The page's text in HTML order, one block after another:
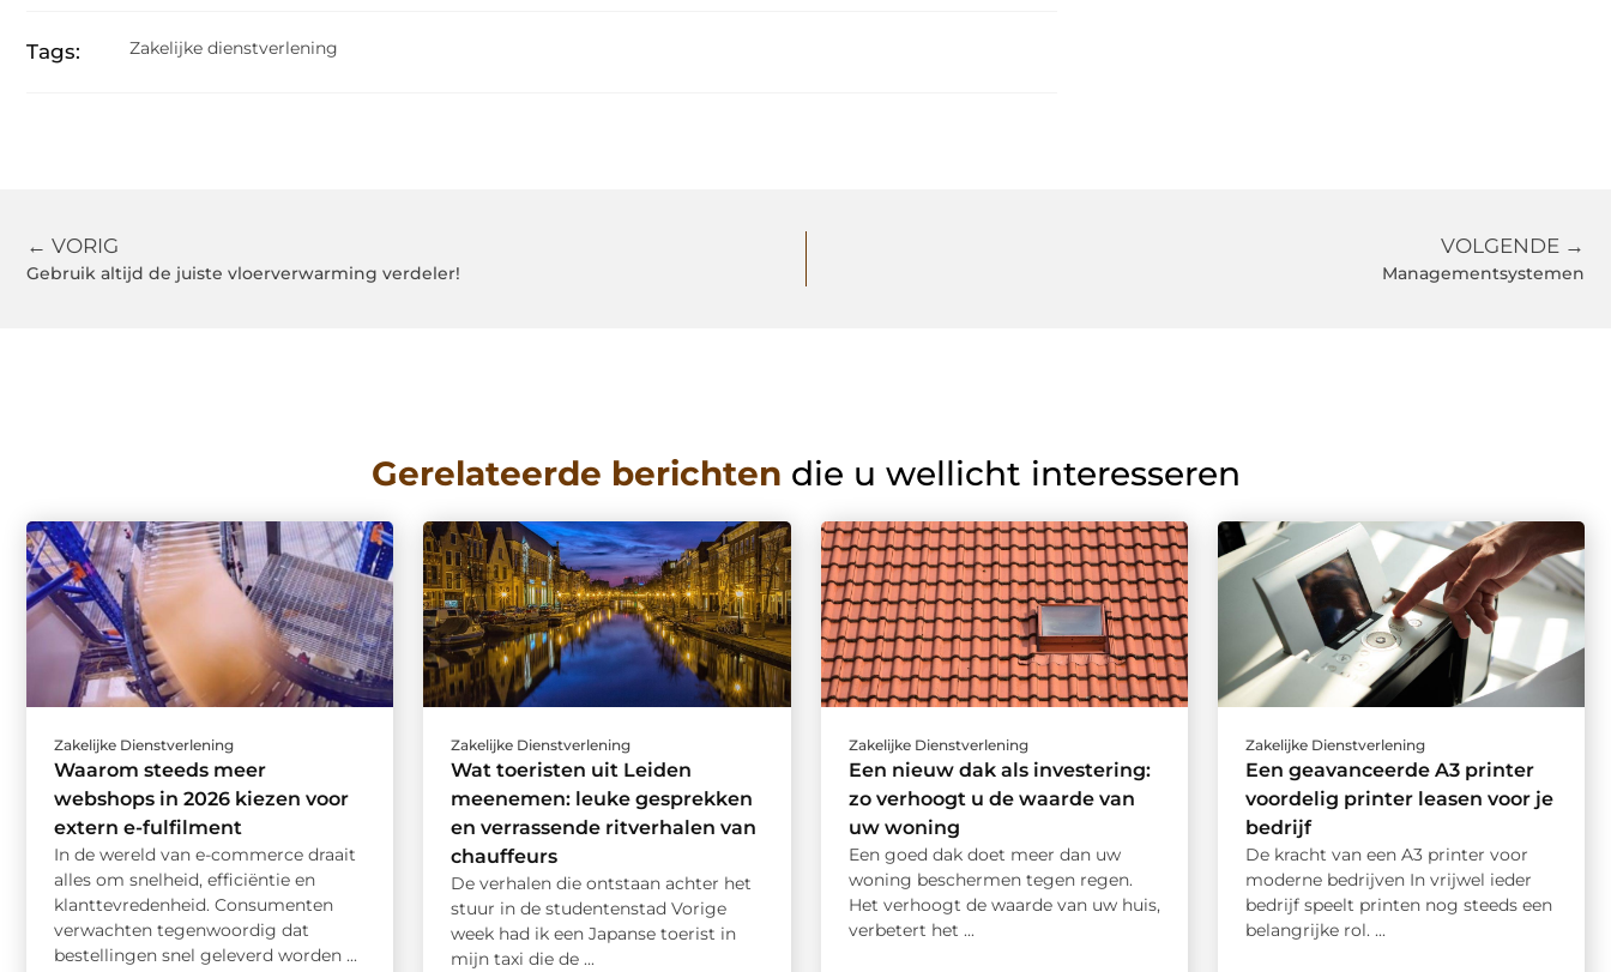
Tags: Zakelijke dienstverlening
← VORIG
Gebruik altijd de juiste vloerverwarming verdeler!
VOLGENDE →
Managementsystemen
Gerelateerde berichten die u wellicht interesseren
Zakelijke Dienstverlening
Waarom steeds meer
webshops in 2026 kiezen voor
extern e-fulfilment
In de wereld van e-commerce draait
alles om snelheid, efficiëntie en
klanttevredenheid. Consumenten
verwachten tegenwoordig dat
bestellingen snel geleverd worden ...
Zakelijke Dienstverlening
Wat toeristen uit Leiden
meenemen: leuke gesprekken
en verrassende ritverhalen van
chauffeurs
De verhalen die ontstaan achter het
stuur in de studentenstad Vorige
week had ik een Japanse toerist in
mijn taxi die de ...
Zakelijke Dienstverlening
Een nieuw dak als investering:
zo verhoogt u de waarde van
uw woning
Een goed dak doet meer dan uw
woning beschermen tegen regen.
Het verhoogt de waarde van uw huis,
verbetert het ...
Zakelijke Dienstverlening
Een geavanceerde A3 printer
voordelig printer leasen voor je
bedrijf
De kracht van een A3 printer voor
moderne bedrijven In vrijwel ieder
bedrijf speelt printen nog steeds een
belangrijke rol. ...